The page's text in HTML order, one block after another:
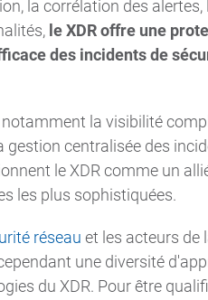
la corrélation des alertes,
le XDR offre une
des incidents de
la visibilité
gestion centralisée des
le XDR comme un
les plus sophistiquées.
réseau et les acteurs de
une diversité
du XDR. Pour être